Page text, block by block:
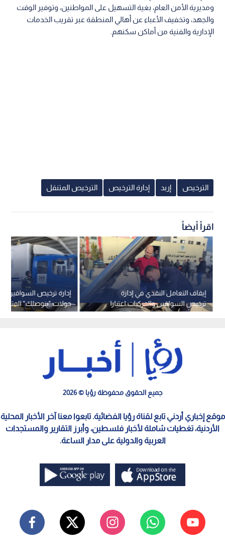
ومديرية الأمن العام، بغية التسهيل على المواطنين، وتوفير الوقت
والجهد، وتخفيف الأعباء عن أهالي المنطقة عبر تقريب الخدمات
الإدارية والفنية من أماكن سكنهم.
الترخيص إربد إدارة الترخيص الترخيص المتنقل
اقرأ أيضاً
إدارة ترخيص السواقين
جولات "بنوصلك"
إيقاف التعامل النقدي في إدارة
ترخيص السواقين والمركبات اعتبارا
من 2 أغسطس 2026
جميع الحقوق محفوظة رؤيا © 2026
موقع إخباري أردني تابع لقناة رؤيا الفضائية. تابعوا معنا آخر الأخبار المحلية
الأردنية، تغطيات شاملة لأخبار فلسطين، وأبرز التقارير والمستجدات
العربية والدولية على مدار الساعة.